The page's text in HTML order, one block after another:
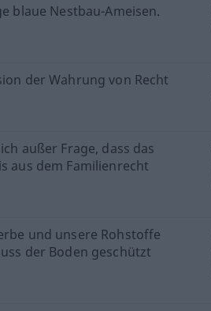
blaue Nestbau-Ameisen.
der Wahrung von Recht
außer Frage, dass das
aus dem Familienrecht
und unsere Rohstoffe
der Boden geschützt